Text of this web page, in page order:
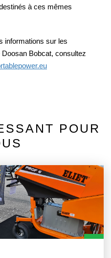
à ces mêmes
informations sur les
Bobcat, consultez
POUR